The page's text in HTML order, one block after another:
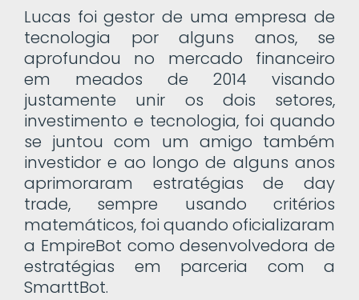
Lucas foi gestor de uma empresa de
tecnologia por alguns anos, se
aprofundou no mercado financeiro
em meados de 2014 visando
justamente unir os dois setores,
investimento e tecnologia, foi quando
se juntou com um amigo também
investidor e ao longo de alguns anos
aprimoraram estratégias de day
trade, sempre usando critérios
matemáticos, foi quando oficializaram
a EmpireBot como desenvolvedora de
estratégias em parceria com a
SmarttBot.